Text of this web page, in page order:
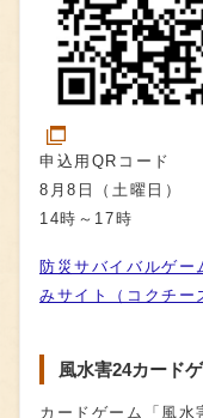
申込用QRコード
8月8日（土曜日）
14時～17時
防災サバイバルゲー
みサイト（コクチー
風水害24カード
カードゲーム「風